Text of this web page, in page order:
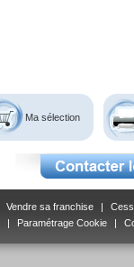
Ma sélection
Vendre sa franchise
Paramétrage Cookie